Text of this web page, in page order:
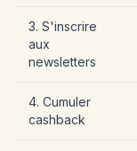
3. S'inscrire
aux
newsletters
4. Cumuler
cashback